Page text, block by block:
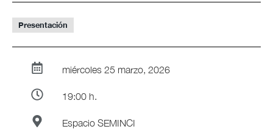
Presentación
miércoles 25 marzo, 2026
19:00 h.
Espacio SEMINCI